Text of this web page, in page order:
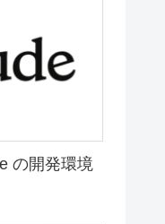
の開発環境